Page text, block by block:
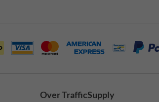
Over TrafficSupply